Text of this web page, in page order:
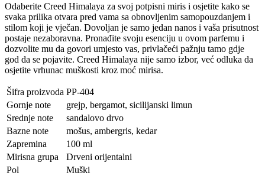
Odaberite Creed Himalaya za svoj potpisni miris i osjetite kako se
svaka prilika otvara pred vama sa obnovljenim samopouzdanjem i
stilom koji je vječan. Dovoljan je samo jedan nanos i vaša prisutnost
postaje nezaboravna. Pronađite svoju esenciju u ovom parfemu i
dozvolite mu da govori umjesto vas, privlačeći pažnju tamo gdje
god da se pojavite. Creed Himalaya nije samo izbor, već odluka da
osjetite vrhunac muškosti kroz moć mirisa.
Šifra proizvoda PP-404
Gornje note
grejp, bergamot, sicilijanski limun
Srednje note
sandalovo drvo
Bazne note
mošus, ambergris, kedar
Zapremina
100 ml
Mirisna grupa
Drveni orijentalni
Pol
Muški